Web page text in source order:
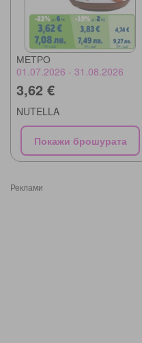
МЕТРО
01.07.2026 - 31.08.2026
3,62 €
NUTELLA
Покажи брошурата
Реклами